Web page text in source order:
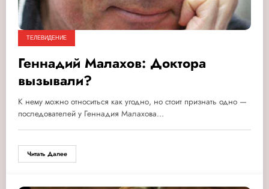
ТЕЛЕВИДЕНИЕ
Геннадий Малахов: Доктора
вызывали?
К нему можно относиться как угодно, но стоит признать одно —
последователей у Геннадия Малахова…
Читать Далее